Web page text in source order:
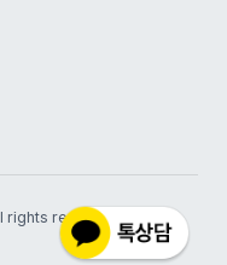
rights reserved.